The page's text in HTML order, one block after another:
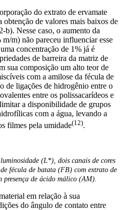
do extrato de ervamate
de valores mais baixos de
b). Nesse caso, o aumento da
m) não pareceu influenciar esse
concentração de 1% já é
de barreira da matriz de
sua composição um alto teor de
com a amilose da fécula de
de ligações de hidrogênio entre o
entre os polissacarídeos e
a disponibilidade de grupos
com a água, levando a
filmes pela umidade(12).
(L*), dois canais de cores
fécula de batata (FB) com extrato de
presença de ácido málico (AM).
em relação à sua
do ângulo de contato entre